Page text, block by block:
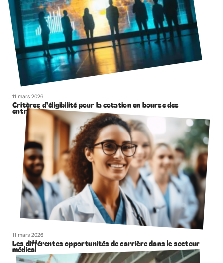
11 mars 2026
Critères d’éligibilité pour la cotation en bourse des
entreprises
11 mars 2026
Les différentes opportunités de carrière dans le secteur
médical